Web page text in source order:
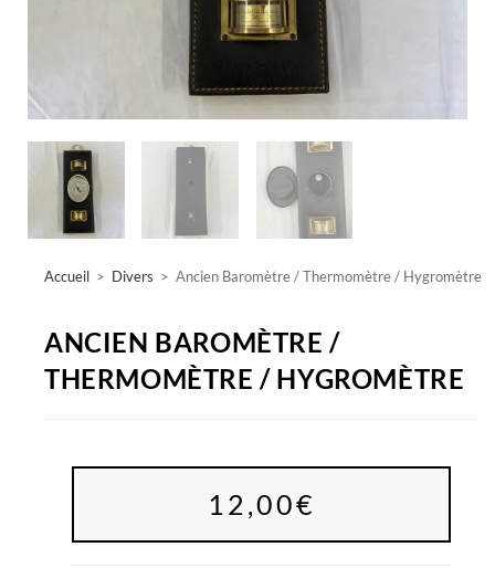
Accueil > Divers > Ancien Baromètre / Thermomètre / Hygromètre
ANCIEN BAROMÈTRE /
THERMOMÈTRE / HYGROMÈTRE
12,00€